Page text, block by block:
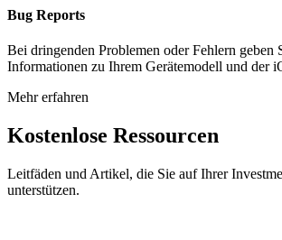
Bug Reports
Bei dringenden Problemen oder Fehlern geben
Informationen zu Ihrem Gerätemodell und der
Mehr erfahren
Kostenlose Ressourcen
Leitfäden und Artikel, die Sie auf Ihrer
unterstützen.